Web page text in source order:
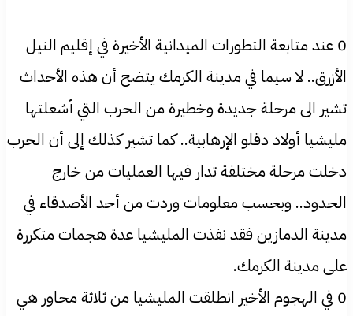
0 عند متابعة التطورات الميدانية الأخيرة في إقليم النيل
الأزرق.. لا سيما في مدينة الكرمك يتضح أن هذه الأحداث
تشير الى مرحلة جديدة وخطيرة من الحرب التي أشعلتها
مليشيا أولاد دقلو الإرهابية.. كما تشير كذلك إلى أن الحرب
دخلت مرحلة مختلفة تدار فيها العمليات من خارج
الحدود.. وبحسب معلومات وردت من أحد الأصدقاء في
مدينة الدمازين فقد نفذت المليشيا عدة هجمات متكررة
على مدينة الكرمك.
0 في الهجوم الأخير انطلقت المليشيا من ثلاثة محاور هي